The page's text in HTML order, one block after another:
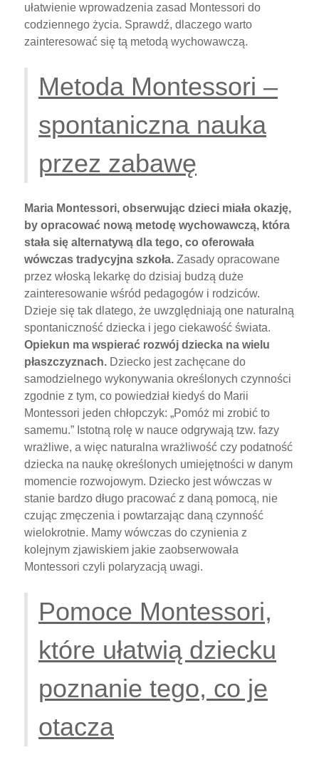
ułatwienie wprowadzenia zasad Montessori do
codziennego życia. Sprawdź, dlaczego warto
zainteresować się tą metodą wychowawczą.
Metoda Montessori –
spontaniczna nauka
przez zabawę
Maria Montessori, obserwując dzieci miała okazję,
by opracować nową metodę wychowawczą, która
stała się alternatywą dla tego, co oferowała
wówczas tradycyjna szkoła. Zasady opracowane
przez włoską lekarkę do dzisiaj budzą duże
zainteresowanie wśród pedagogów i rodziców.
Dzieje się tak dlatego, że uwzględniają one naturalną
spontaniczność dziecka i jego ciekawość świata.
Opiekun ma wspierać rozwój dziecka na wielu
płaszczyznach. Dziecko jest zachęcane do
samodzielnego wykonywania określonych czynności
zgodnie z tym, co powiedział kiedyś do Marii
Montessori jeden chłopczyk: „Pomóż mi zrobić to
samemu.” Istotną rolę w nauce odgrywają tzw. fazy
wrażliwe, a więc naturalna wrażliwość czy podatność
dziecka na naukę określonych umiejętności w danym
momencie rozwojowym. Dziecko jest wówczas w
stanie bardzo długo pracować z daną pomocą, nie
czując zmęczenia i powtarzając daną czynność
wielokrotnie. Mamy wówczas do czynienia z
kolejnym zjawiskiem jakie zaobserwowała
Montessori czyli polaryzacją uwagi.
Pomoce Montessori,
które ułatwią dziecku
poznanie tego, co je
otacza